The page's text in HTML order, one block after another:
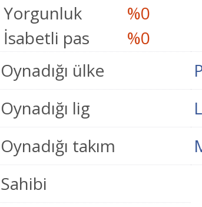
Yorgunluk
%0
İsabetli pas
%0
Oynadığı ülke
Oynadığı lig
Oynadığı takım
Sahibi